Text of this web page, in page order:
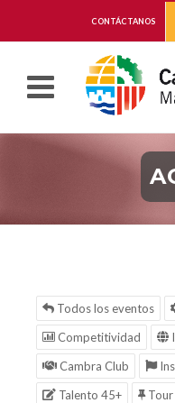
CONTÁCTANOS
Todos los eventos
Competitividad
Cambra Club
Talento 45+
Tour